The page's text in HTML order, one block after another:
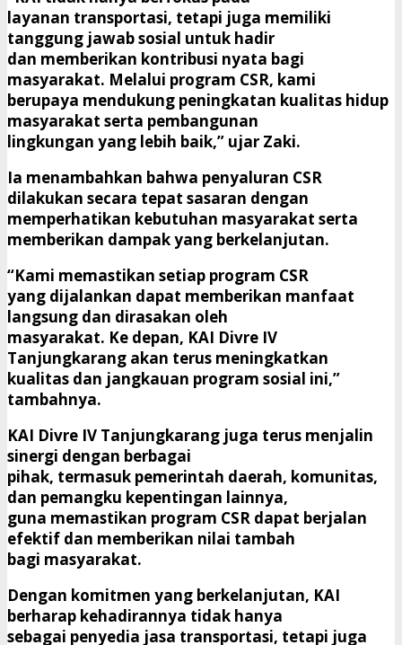
layanan transportasi, tetapi juga memiliki
tanggung jawab sosial untuk hadir
dan memberikan kontribusi nyata bagi
masyarakat. Melalui program CSR, kami
berupaya mendukung peningkatan kualitas hidup
masyarakat serta pembangunan
lingkungan yang lebih baik,” ujar Zaki.
Ia menambahkan bahwa penyaluran CSR
dilakukan secara tepat sasaran dengan
memperhatikan kebutuhan masyarakat serta
memberikan dampak yang berkelanjutan.
“Kami memastikan setiap program CSR
yang dijalankan dapat memberikan manfaat
langsung dan dirasakan oleh
masyarakat. Ke depan, KAI Divre IV
Tanjungkarang akan terus meningkatkan
kualitas dan jangkauan program sosial ini,”
tambahnya.
KAI Divre IV Tanjungkarang juga terus menjalin
sinergi dengan berbagai
pihak, termasuk pemerintah daerah, komunitas,
dan pemangku kepentingan lainnya,
guna memastikan program CSR dapat berjalan
efektif dan memberikan nilai tambah
bagi masyarakat.
Dengan komitmen yang berkelanjutan, KAI
berharap kehadirannya tidak hanya
sebagai penyedia jasa transportasi, tetapi juga